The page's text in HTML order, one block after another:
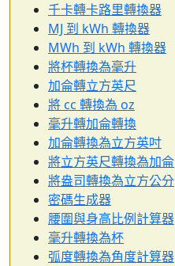
千卡轉卡路里轉換器
MJ 到 kWh 轉換器
MWh 到 kWh 轉換器
將杯轉換為毫升
加侖轉立方英尺
將 cc 轉換為 oz
毫升轉加侖轉換
加侖轉換為立方英吋
將立方英尺轉換為加侖
將盎司轉換為立方公分
密碼生成器
腰圍與身高比例計算器
毫升轉換為杯
弧度轉換為角度計算器